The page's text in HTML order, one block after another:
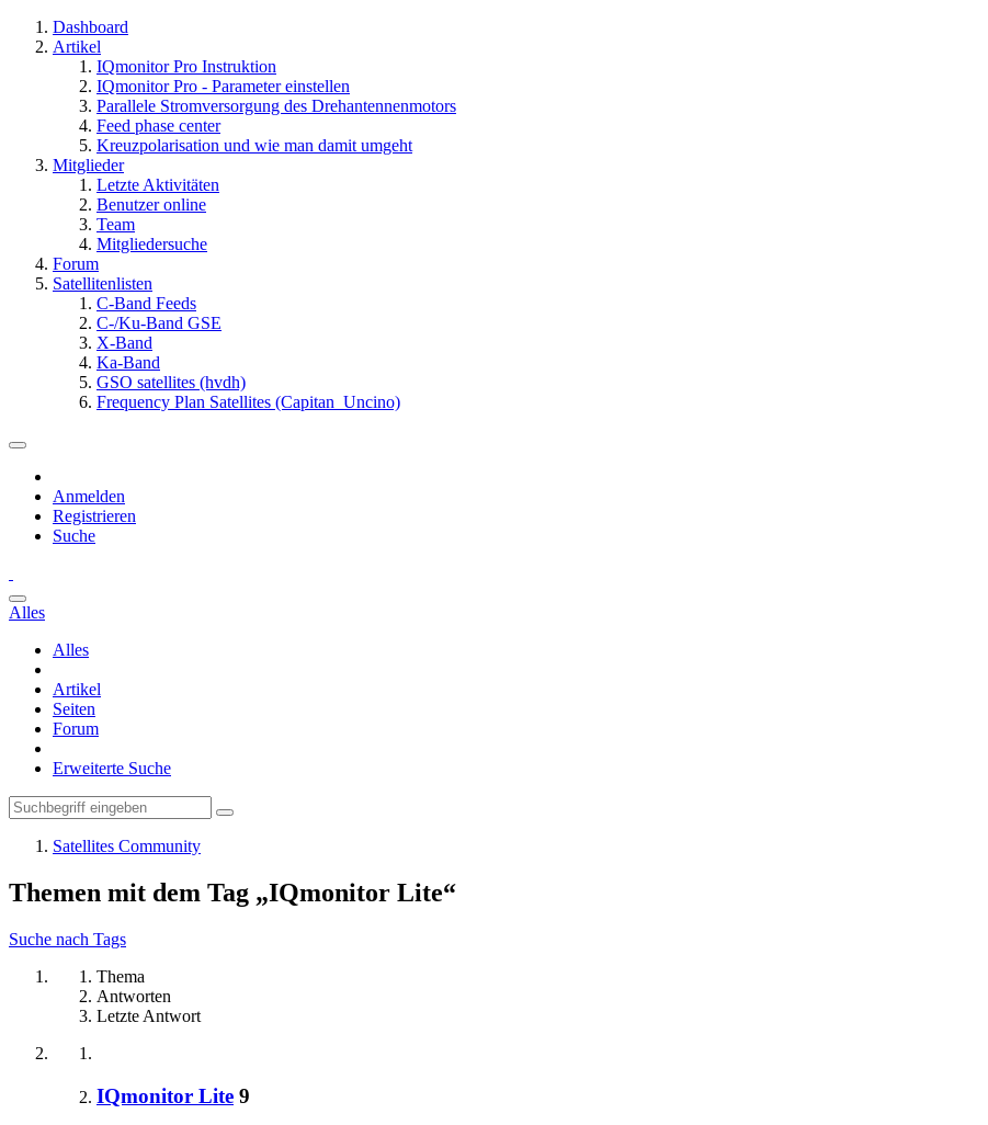
Dashboard
Artikel
IQmonitor Pro Instruktion
IQmonitor Pro - Parameter einstellen
Parallele Stromversorgung des Drehantennenmotors
Feed phase center
Kreuzpolarisation und wie man damit umgeht
Mitglieder
Letzte Aktivitäten
Benutzer online
Team
Mitgliedersuche
Forum
Satellitenlisten
C-Band Feeds
C-/Ku-Band GSE
X-Band
Ka-Band
GSO satellites (hvdh)
Frequency Plan Satellites (Capitan_Uncino)
Anmelden
Registrieren
Suche
Alles
Alles
Artikel
Seiten
Forum
Erweiterte Suche
Satellites Community
Themen mit dem Tag „IQmonitor Lite“
Suche nach Tags
Thema
Antworten
Letzte Antwort
IQmonitor Lite 9